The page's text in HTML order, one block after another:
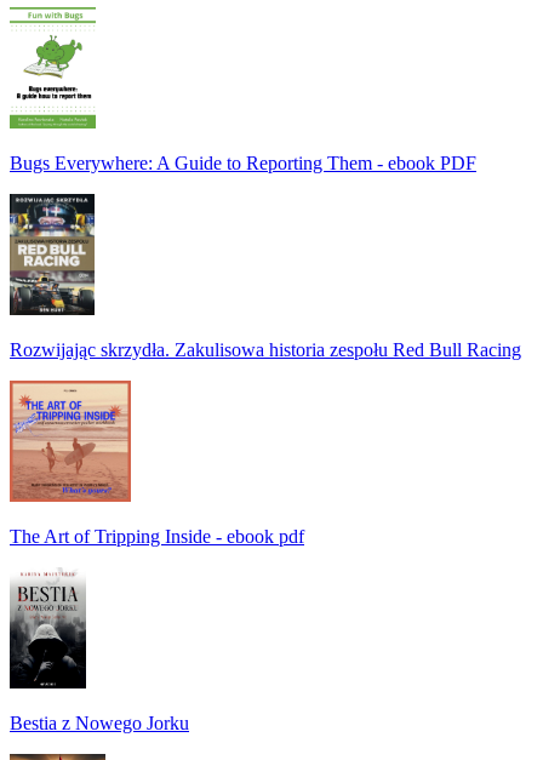
Bugs Everywhere: A Guide to Reporting Them - ebook PDF
Rozwijając skrzydła. Zakulisowa historia zespołu Red Bull Racing
The Art of Tripping Inside - ebook pdf
Bestia z Nowego Jorku